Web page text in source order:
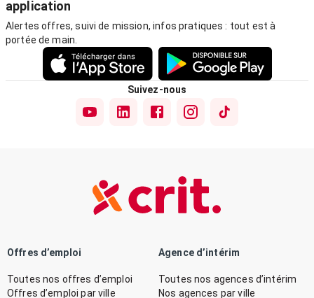
application
Alertes offres, suivi de mission, infos pratiques : tout est à
portée de main.
Suivez-nous
Offres d’emploi
Toutes nos offres d’emploi
Offres d’emploi par ville
Agence d’intérim
Toutes nos agences d’intérim
Nos agences par ville